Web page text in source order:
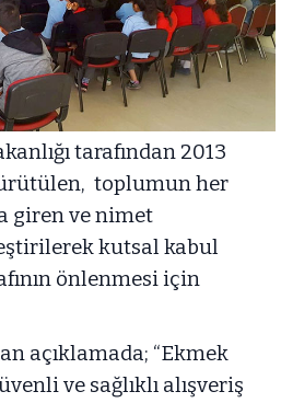
tarafından 2013
toplumun her
giren ve nimet
kutsal kabul
önlenmesi için
açıklamada; “Ekmek
ve sağlıklı alışveriş